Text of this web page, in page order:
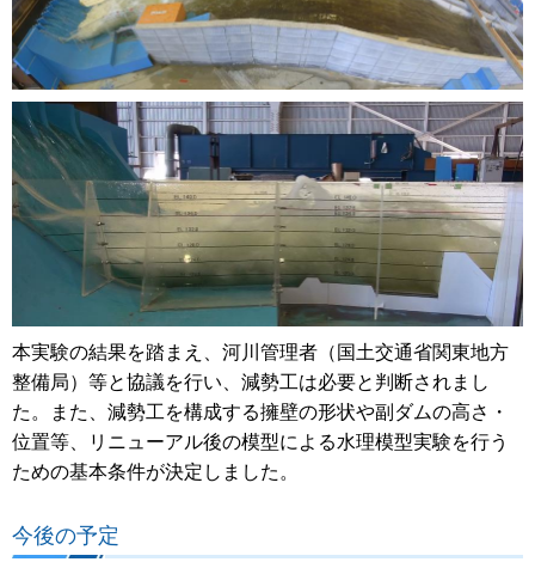
本実験の結果を踏まえ、河川管理者（国土交通省関東地方
整備局）等と協議を行い、減勢工は必要と判断されまし
た。また、減勢工を構成する擁壁の形状や副ダムの高さ・
位置等、リニューアル後の模型による水理模型実験を行う
ための基本条件が決定しました。
今後の予定